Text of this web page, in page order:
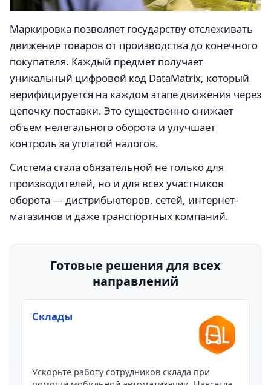
Маркировка позволяет государству отслеживать
движение товаров от производства до конечного
покупателя. Каждый предмет получает
уникальный цифровой код DataMatrix, который
верифицируется на каждом этапе движения через
цепочку поставки. Это существенно снижает
объем нелегального оборота и улучшает
контроль за уплатой налогов.
Система стала обязательной не только для
производителей, но и для всех участников
оборота — дистрибьюторов, сетей, интернет-
магазинов и даже транспортных компаний.
Готовые решения для всех
направлений
Склады
Ускорьте работу сотрудников склада при